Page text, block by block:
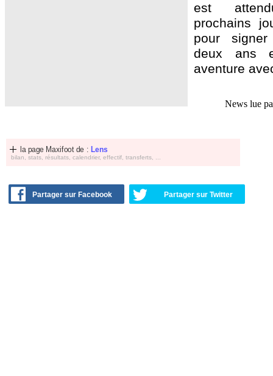
est
prochains
pour
deux ans
aventure
News lue
la page Maxifoot de : Lens
bilan, stats, résultats, calendrier, effectif, transferts, ...
Partager sur Facebook Partager sur Twitter